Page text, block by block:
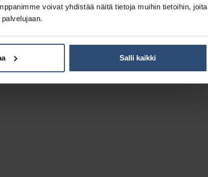
voivat yhdistää näitä tietoja muihin tietoihin, joita
Salli kaikki